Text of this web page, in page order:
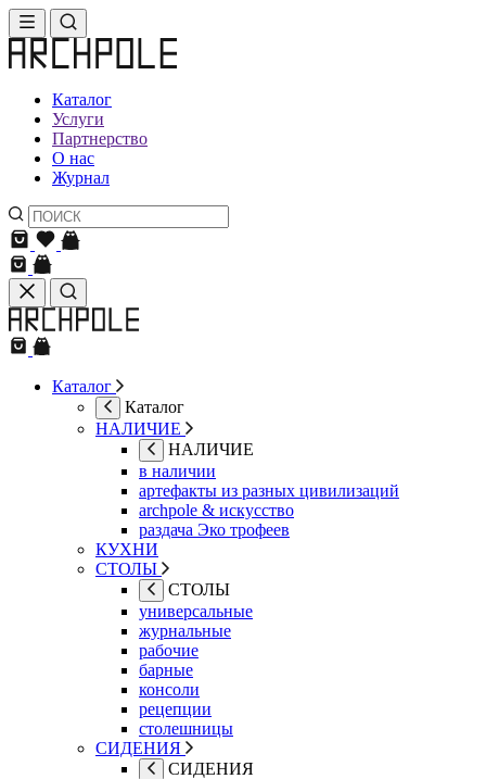
Каталог
Услуги
Партнерство
О нас
Журнал
Каталог
Каталог
НАЛИЧИЕ
НАЛИЧИЕ
в наличии
артефакты из разных цивилизаций
archpole & искусство
раздача Эко трофеев
КУХНИ
СТОЛЫ
СТОЛЫ
универсальные
журнальные
рабочие
барные
консоли
рецепции
столешницы
СИДЕНИЯ
СИДЕНИЯ